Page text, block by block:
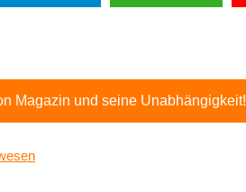
Magazin und seine Unabhängigkeit!